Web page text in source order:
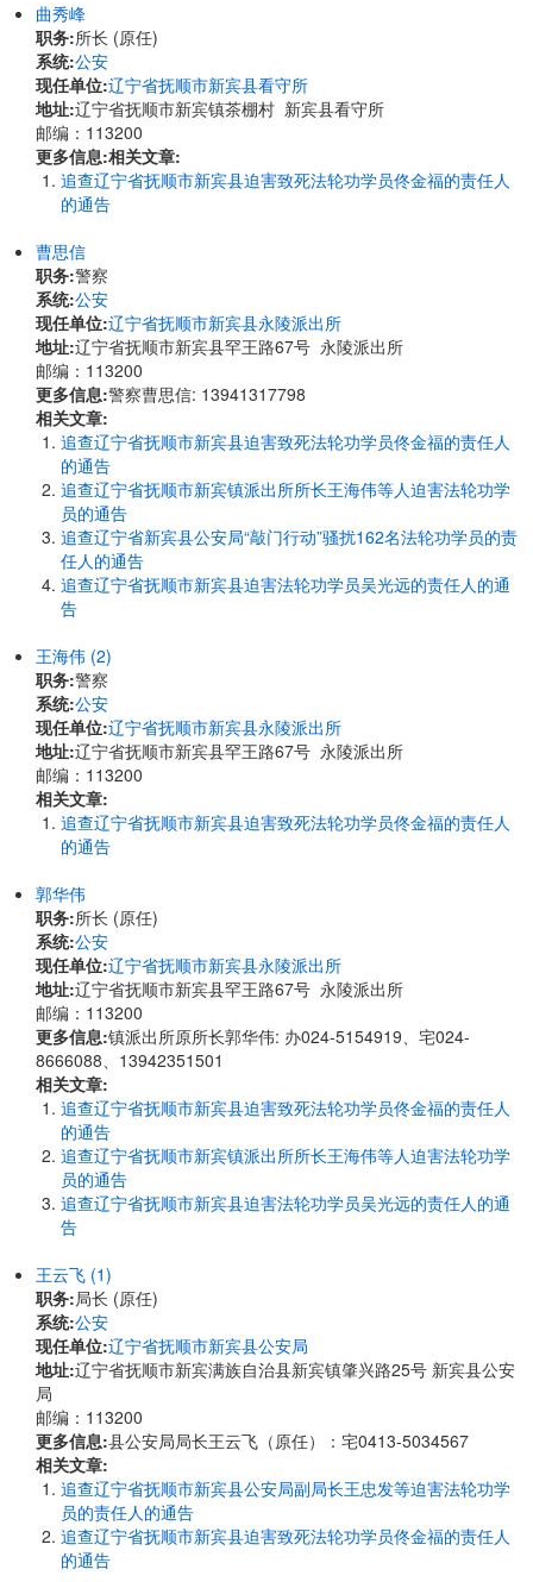
曲秀峰
职务:所长 (原任)
系统:公安
现任单位:辽宁省抚顺市新宾县看守所
地址:​​辽宁省抚顺市新宾镇茶棚村 新宾县看守所
邮编：113200
更多信息:相关文章:
追查辽宁省抚顺市新宾县迫害致死法轮功学员佟金福的责任人
的通告
曹思信
职务:警察
系统:公安
现任单位:辽宁省抚顺市新宾县永陵派出所
地址:​辽宁省抚顺市新宾县罕王路67号 永陵派出所
邮编：113200
更多信息:警察曹思信: 13941317798
相关文章:
追查辽宁省抚顺市新宾县迫害致死法轮功学员佟金福的责任人
的通告
追查辽宁省抚顺市新宾镇派出所所长王海伟等人迫害法轮功学
员的通告
追查辽宁省新宾县公安局“敲门行动”骚扰162名法轮功学员的责
任人的通告
追查辽宁省抚顺市新宾县迫害法轮功学员吴光远的责任人的通
告
王海伟 (2)
职务:警察
系统:公安
现任单位:辽宁省抚顺市新宾县永陵派出所
地址:​辽宁省抚顺市新宾县罕王路67号 永陵派出所
邮编：113200
相关文章:
追查辽宁省抚顺市新宾县迫害致死法轮功学员佟金福的责任人
的通告
郭华伟
职务:所长 (原任)
系统:公安
现任单位:辽宁省抚顺市新宾县永陵派出所
地址:​辽宁省抚顺市新宾县罕王路67号 永陵派出所
邮编：113200
更多信息:镇派出所原所长郭华伟: 办024-5154919、宅024-
8666088、13942351501
相关文章:
追查辽宁省抚顺市新宾县迫害致死法轮功学员佟金福的责任人
的通告
追查辽宁省抚顺市新宾镇派出所所长王海伟等人迫害法轮功学
员的通告
追查辽宁省抚顺市新宾县迫害法轮功学员吴光远的责任人的通
告
王云飞 (1)
职务:局长 (原任)
系统:公安
现任单位:辽宁省抚顺市新宾县公安局
地址:​辽宁省抚顺市新宾满族自治县新宾镇肇兴路25号 新宾县公安
局
邮编：113200
更多信息:县公安局局长王云飞（原任）：宅0413-5034567
相关文章:
追查辽宁省抚顺市新宾县公安局副局长王忠发等迫害法轮功学
员的责任人的通告
追查辽宁省抚顺市新宾县迫害致死法轮功学员佟金福的责任人
的通告